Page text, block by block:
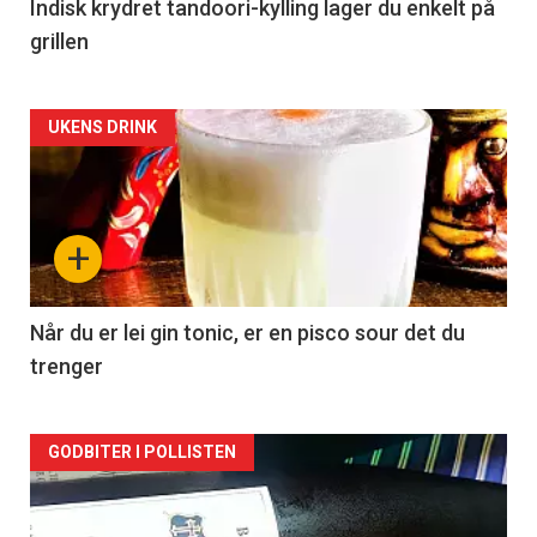
Indisk krydret tandoori-kylling lager du enkelt på
grillen
Forsiden
akkurat
nå
-
2
+
UKENS DRINK
Når du er lei gin tonic, er en pisco sour det du
trenger
Forsiden
akkurat
GODBITER I POLLISTEN